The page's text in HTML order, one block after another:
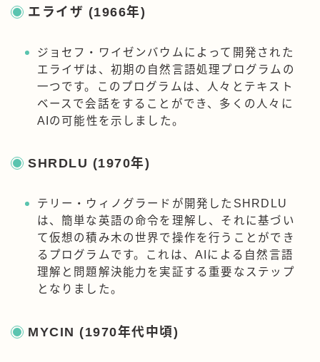
エライザ (1966年)
ジョセフ・ワイゼンバウムによって開発された
エライザは、初期の自然言語処理プログラムの
一つです。このプログラムは、人々とテキスト
ベースで会話をすることができ、多くの人々に
AIの可能性を示しました。
SHRDLU (1970年)
テリー・ウィノグラードが開発したSHRDLU
は、簡単な英語の命令を理解し、それに基づい
て仮想の積み木の世界で操作を行うことができ
るプログラムです。これは、AIによる自然言語
理解と問題解決能力を実証する重要なステップ
となりました。
MYCIN (1970年代中頃)